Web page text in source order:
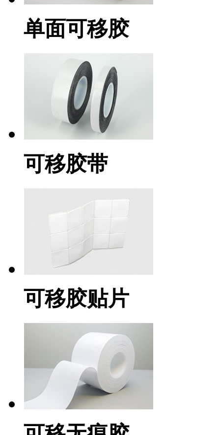
单面可移胶
可移胶带
可移胶贴片